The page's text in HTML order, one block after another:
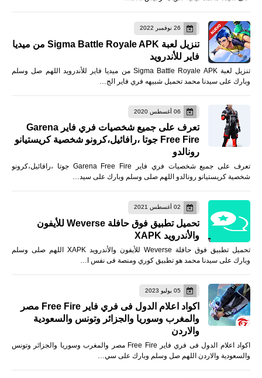
26 نوفمبر 2022
تنزيل لعبة Sigma Battle Royale APK من ميديا
فاير للأندرويد
تنزيل لعبة Sigma Battle Royale APK من ميديا فاير للأندرويد اللهم صل وسلم
وبارك على سيدنا محمد تحميل شبيهه فري فاير الج…
06 أغسطس 2020
تعرف على جميع شخصيات فري فاير Garena
Free Fire جوتا ،رافائيل،كرونو شخصية كريستيانو
رونالدو
تعرف على جميع شخصيات فري فاير Garena Free Fire جوتا ،رافائيل،كرونو
شخصية كريستيانو رونالدو اللهم صلى وسلم وبارك على سيد…
02 أغسطس 2021
تحميل تطبيق فوق حافلة Weverse للأيفون
والأندرويد XAPK
تحميل تطبيق فوق حافلة Weverse للأيفون والأندرويد XAPK اللهم صلى وسلم
وبارك على سيدنا محمد هو تطبيق كوري ومنصة فى نفس ا…
05 يوليو 2023
اكواد اعلام الدول فى فري فاير Free Fire مصر
والمغرب وسوريا والجزائر وتونس والسعودية
والاردن
اكواد اعلام الدول فى فري فاير Free Fire مصر والمغرب وسوريا والجزائر وتونس
والسعودية والاردن اللهم صل وسلم وبارك على سي…